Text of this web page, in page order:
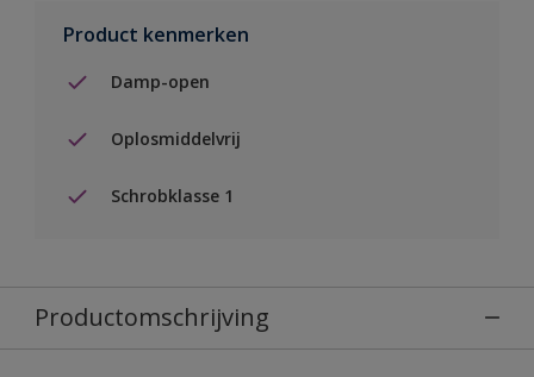
Product kenmerken
Damp-open
Oplosmiddelvrij
Schrobklasse 1
Productomschrijving